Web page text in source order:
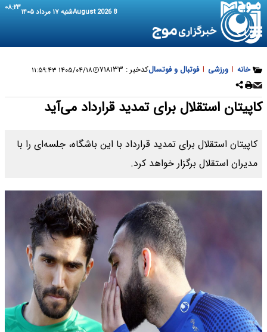
8 August 2026 شنبه ۱۷ مرداد ۱۴۰۵ ۰۸:۲۳
خانه | ورزشی | فوتبال و فوتسالکدخبر : ۷۱۸۱۳۳ ۱۴۰۵/۰۴/۱۸ ۱۱:۵۹:۴۳
کاپیتان استقلال برای تمدید قرارداد می‌آید
کاپیتان استقلال برای تمدید قرارداد با این باشگاه، جلسه‌ای را با
مدیران استقلال برگزار خواهد کرد.